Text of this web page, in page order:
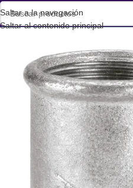
Saltar a la navegación
Saltar al contenido principal